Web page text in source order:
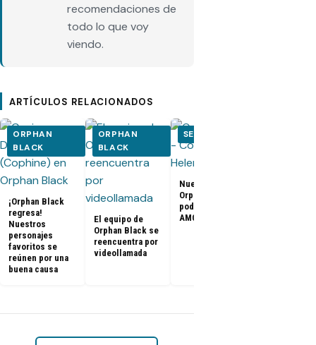
recomendaciones de
todo lo que voy
viendo.
ARTÍCULOS RELACIONADOS
ORPHAN
BLACK
¡Orphan Black
regresa!
Nuestros
personajes
favoritos se
reúnen por una
buena causa
ORPHAN
BLACK
El equipo de
Orphan Black se
reencuentra por
videollamada
SERIES
Nueva serie de
Orphan Black
podría llegar a
AMC